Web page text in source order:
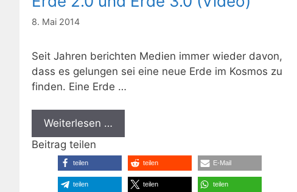
8. Mai 2014
Seit Jahren berichten Medien immer wieder davon,
dass es gelungen sei eine neue Erde im Kosmos zu
finden. Eine Erde …
Weiterlesen …
Beitrag teilen
teilen teilen E-Mail
teilen teilen teilen